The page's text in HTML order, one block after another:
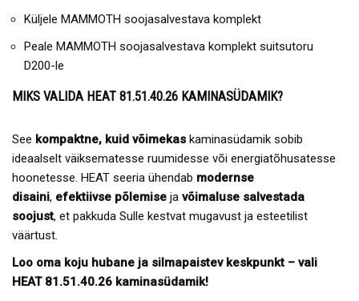
Küljele MAMMOTH soojasalvestava komplekt
Peale MAMMOTH soojasalvestava komplekt suitsutoru
D200-le
MIKS VALIDA HEAT 81.51.40.26 KAMINASÜDAMIK?
See kompaktne, kuid võimekas kaminasüdamik sobib
ideaalselt väiksematesse ruumidesse või energiatõhusatesse
hoonetesse. HEAT seeria ühendab modernse
disaini, efektiivse põlemise ja võimaluse salvestada
soojust, et pakkuda Sulle kestvat mugavust ja esteetilist
väärtust.
Loo oma koju hubane ja silmapaistev keskpunkt – vali
HEAT 81.51.40.26 kaminasüdamik!